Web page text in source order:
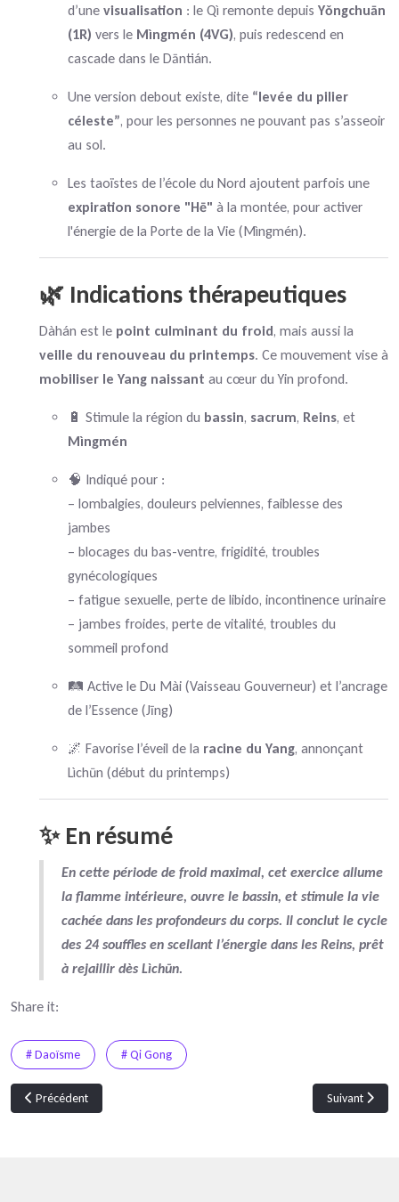
d’une visualisation : le Qì remonte depuis Yǒngchuān
(1R) vers le Mìngmén (4VG), puis redescend en
cascade dans le Dāntián.
Une version debout existe, dite “levée du pilier
céleste”, pour les personnes ne pouvant pas s’asseoir
au sol.
Les taoïstes de l’école du Nord ajoutent parfois une
expiration sonore "Hē" à la montée, pour activer
l'énergie de la Porte de la Vie (Mìngmén).
🌿 Indications thérapeutiques
Dàhán est le point culminant du froid, mais aussi la
veille du renouveau du printemps. Ce mouvement vise à
mobiliser le Yang naissant au cœur du Yin profond.
🔋 Stimule la région du bassin, sacrum, Reins, et
Mìngmén
🧠 Indiqué pour :
– lombalgies, douleurs pelviennes, faiblesse des
jambes
– blocages du bas-ventre, frigidité, troubles
gynécologiques
– fatigue sexuelle, perte de libido, incontinence urinaire
– jambes froides, perte de vitalité, troubles du
sommeil profond
🛤 Active le Du Mài (Vaisseau Gouverneur) et l’ancrage
de l’Essence (Jīng)
🌌 Favorise l’éveil de la racine du Yang, annonçant
Lìchūn (début du printemps)
✨ En résumé
En cette période de froid maximal, cet exercice allume
la flamme intérieure, ouvre le bassin, et stimule la vie
cachée dans les profondeurs du corps. Il conclut le cycle
des 24 souffles en scellant l’énergie dans les Reins, prêt
à rejaillir dès Lìchūn.
Share it:
# Daoïsme # Qi Gong
Article précédent : Programme de formation sur un cycle de 5 ans
Précédent Article
Suivant